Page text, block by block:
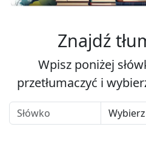
Znajdź
Wpisz poniżej
przetłumaczyć i